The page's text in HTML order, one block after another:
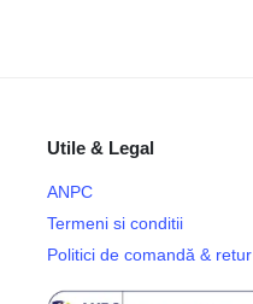
Utile & Legal
ANPC
Termeni si conditii
Politici de comandă & retur